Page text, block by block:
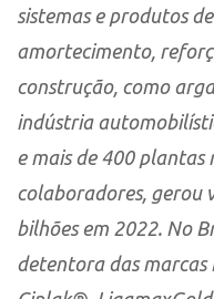
sistemas e produtos
amortecimento,
construção, como
indústria
e mais de 400 plantas
colaboradores, gerou
bilhões em 2022. No
detentora das